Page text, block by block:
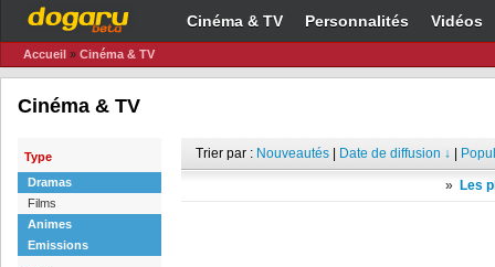
Cinéma & TV Personnalités Vidéos
Accueil » Cinéma & TV
Cinéma & TV
Type
Dramas
Films
Animes
Emissions
Trier par : Nouveautés Date de diffusion ↓
» Les